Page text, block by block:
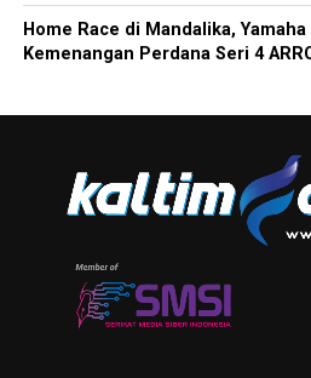
Home Race di Mandalika,
Kemenangan Perdana Seri 4